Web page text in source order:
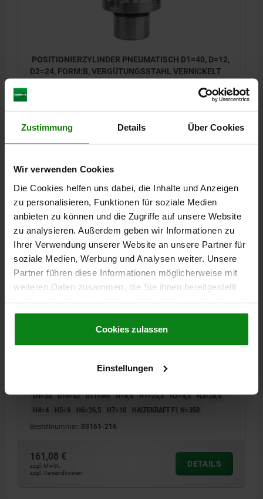
Zustimmung Details Über Cookies
Wir verwenden Cookies
Die Cookies helfen uns dabei, die Inhalte und Anzeigen
zu personalisieren, Funktionen für soziale Medien
anbieten zu können und die Zugriffe auf unsere Website
zu analysieren. Außerdem geben wir Informationen zu
Ihrer Verwendung unserer Website an unsere Partner für
soziale Medien, Werbung und Analysen weiter. Unsere
Partner führen diese Informationen möglicherweise mit
weiteren Daten zusammen, die Sie ihnen bereitgestellt
gesammelt haben.Cookie Richtlinien
Datenschutz|AGB
Cookies zulassen
Einstellungen
POSITIONIERZYLINDER PNEUMATISCH D1=40, D=12,
D2=24, FORM:B, VERGÜTUNGSSTAHL VERNICKELT
AUSSENDURCHMESSER=40
D9=14
H=8 H1=24,5
H3=25
H5=8,5
129,06 €
zzgl. MwSt.
zzgl. Versandkosten
DETAILS
03161
POSITIONIERZYLINDER PNEUMATISCH D1=51, D=16,
D2=32, FORM:B, VERGÜTUNGSSTAHL VERNICKELT
DURCHMESSER=16 AUSSENDURCHMESSER=51
D9=20 D10=52 D11=M5 H=8,5 H1=25,5 H2=9,5 H3=28,5
H4=4
H5=9 H6=26,5 H7=10 HALTEKRAFT F1 N=350
Bestellnummer: 03161-216
161,08 €
zzgl. MwSt.
zzgl. Versandkosten
DETAILS